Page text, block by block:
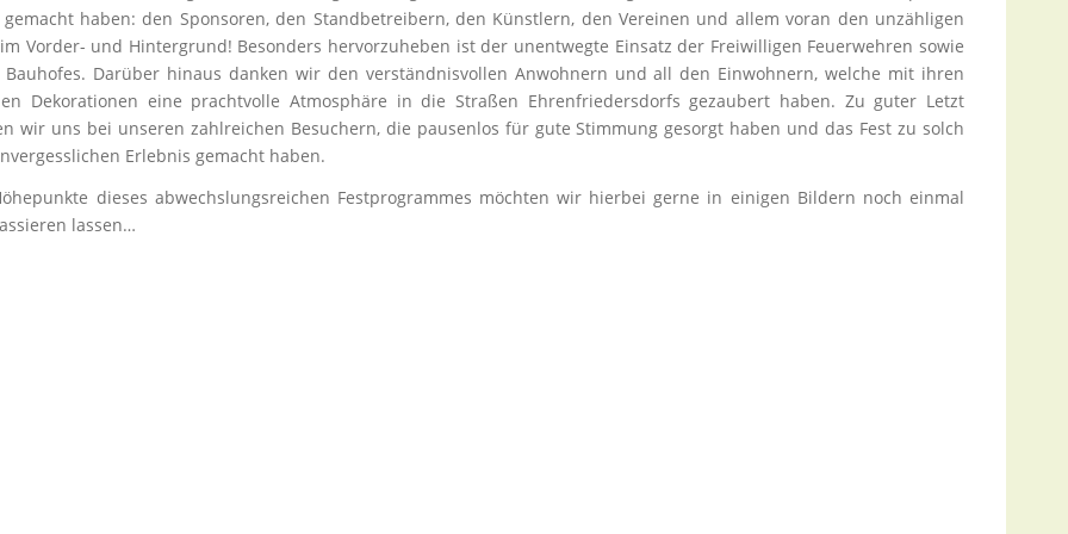
haben: den Sponsoren, den Standbetreibern, den Künstlern, den Vereinen und allem voran den unzähligen
Vorder- und Hintergrund! Besonders hervorzuheben ist der unentwegte Einsatz der Freiwilligen Feuerwehren sowie
Bauhofes. Darüber hinaus danken wir den verständnisvollen Anwohnern und all den Einwohnern, welche mit ihren
Dekorationen eine prachtvolle Atmosphäre in die Straßen Ehrenfriedersdorfs gezaubert haben. Zu guter Letzt
wir uns bei unseren zahlreichen Besuchern, die pausenlos für gute Stimmung gesorgt haben und das Fest zu solch
Erlebnis gemacht haben.
dieses abwechslungsreichen Festprogrammes möchten wir hierbei gerne in einigen Bildern noch einmal
lassen…